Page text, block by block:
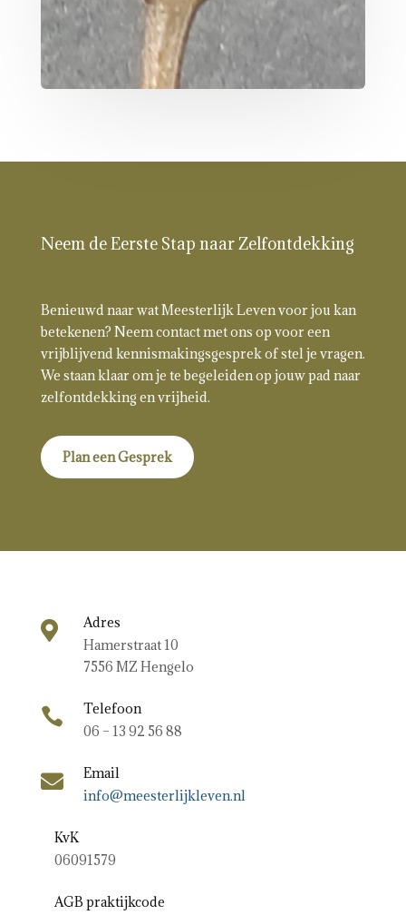
Neem de Eerste Stap naar Zelfontdekking
Benieuwd naar wat Meesterlijk Leven voor jou kan
betekenen? Neem contact met ons op voor een
vrijblijvend kennismakingsgesprek of stel je vragen.
We staan klaar om je te begeleiden op jouw pad naar
zelfontdekking en vrijheid.
Plan een Gesprek

Adres
Hamerstraat 10
7556 MZ Hengelo

Telefoon
06 – 13 92 56 88

Email
info@meesterlijkleven.nl
KvK
06091579
AGB praktijkcode